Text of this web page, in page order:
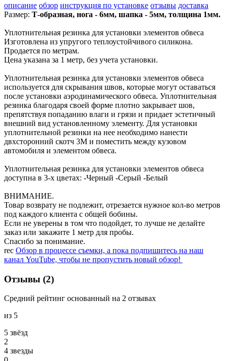
описание обзор инструкция по установке отзывы доставка
Размер: Т-образная, нога - 6мм, шапка - 5мм, толщина 1мм.
Уплотнительная резинка для установки элементов обвеса
Изготовлена из упругого теплоустойчивого силикона.
Продается по метрам.
Цена указана за 1 метр, без учета установки.
Уплотнительная резинка для установки элементов обвеса
используется для скрывания швов, которые могут оставаться
после установки аэродинамического обвеса. Уплотнительная
резинка благодаря своей форме плотно закрывает шов,
препятствуя попаданию влаги и грязи и придает эстетичный
внешний вид установленному элементу. Для установки
уплотнительной резинки на нее необходимо нанести
двхсторонний скотч 3M и поместить между кузовом
автомобиля и элементом обвеса.
Уплотнительная резинка для установки элементов обвеса
доступна в 3-х цветах: -Черный -Серый -Белый
ВНИМАНИЕ.
Товар возврату не подлежит, отрезается нужное кол-во метров
под каждого клиента с общей бобины.
Если не уверены в том что подойдет, то лучше не делайте
заказ или закажите 1 метр для пробы.
Спасибо за понимание.
rec Обзор в процессе съемки, а пока подпишитесь на наш
канал YouTube, чтобы не пропустить новый обзор!
Отзывы (2)
Средний рейтинг основанный на 2 отзывах
из 5
5 звёзд
2
4 звeзды